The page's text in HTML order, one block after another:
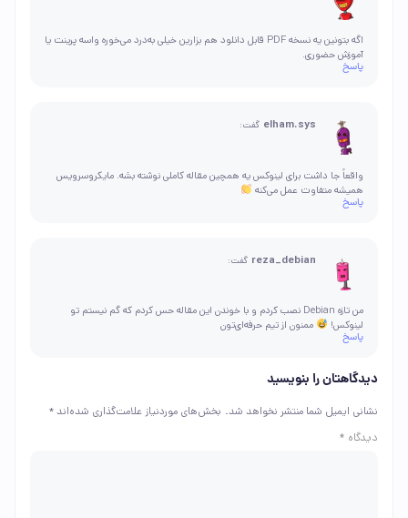
اگه بتونین یه نسخه PDF قابل دانلود هم بزارین خیلی به‌درد می‌خوره واسه پرینت یا
آموزش حضوری.
پاسخ
elham.sys گفت:
واقعاً جا داشت برای لینوکس یه همچین مقاله کاملی نوشته بشه. مایکروسرویس
همیشه متفاوت عمل می‌کنه
پاسخ
reza_debian گفت:
من تازه Debian نصب کردم و با خوندن این مقاله حس کردم که گم نیستم تو
لینوکس!
ممنون از تیم حرفه‌ای‌تون
پاسخ
دیدگاهتان را بنویسید
نشانی ایمیل شما منتشر نخواهد شد. بخش‌های موردنیاز علامت‌گذاری شده‌اند*
دیدگاه *